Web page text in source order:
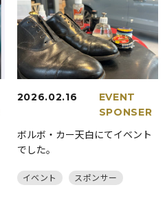
2026.02.16
EVENT
SPONSER
ボルボ・カー天白にてイベント
でした。
イベント スポンサー